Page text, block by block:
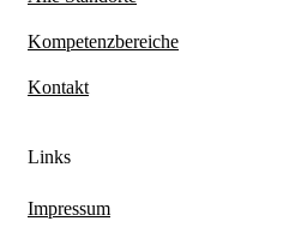
Kompetenzbereiche
Kontakt
Links
Impressum